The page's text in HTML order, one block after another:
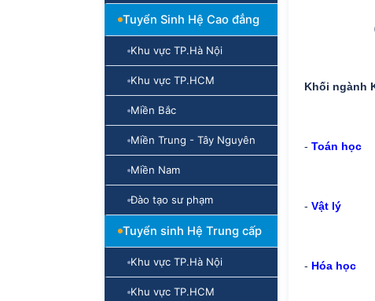
Tuyển Sinh Hệ Cao đẳng
Khu vực TP.Hà Nội
Khu vực TP.HCM
Miền Bắc
Miền Trung - Tây Nguyên
Miền Nam
Đào tạo sư phạm
Tuyển sinh Hệ Trung cấp
Khu vực TP.Hà Nội
Khu vực TP.HCM
Khối ngành
- Toán học
- Vật lý
- Hóa học